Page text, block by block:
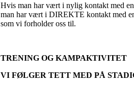
Hvis man har vært i nylig kontakt med
man har vært i DIREKTE kontakt med
som vi forholder oss til.
TRENING OG KAMPAKTIVITET
VI FØLGER TETT MED PÅ